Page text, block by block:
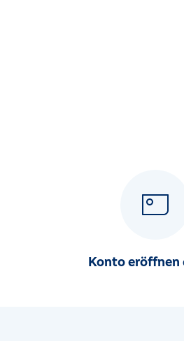
Briloner Straße 27,
Marburger Straße 25,
Konto